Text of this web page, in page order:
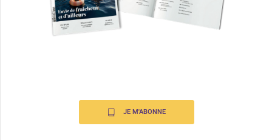
JE M'ABONNE